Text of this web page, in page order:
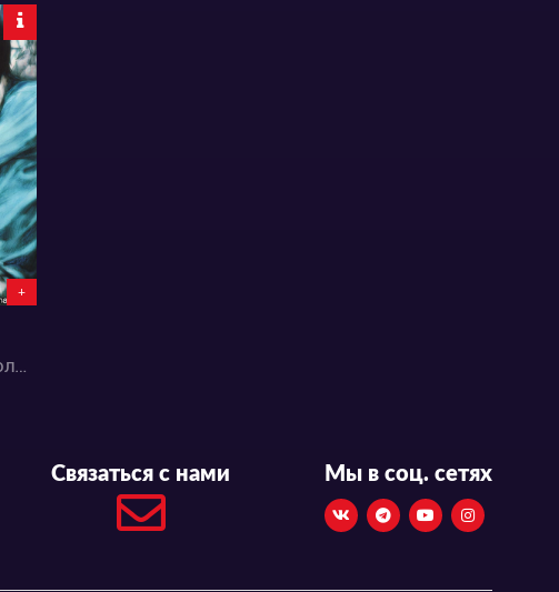
+
Киберпанк / Психология / Экшен / Драма / Приключения / Фантастика / Аниме
Связаться с нами Мы в соц. сетях